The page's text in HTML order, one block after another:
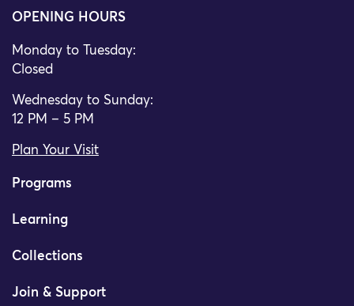
OPENING HOURS
Monday to Tuesday:
Closed
Wednesday to Sunday:
12 PM – 5 PM
Plan Your Visit
Programs
Learning
Collections
Join & Support